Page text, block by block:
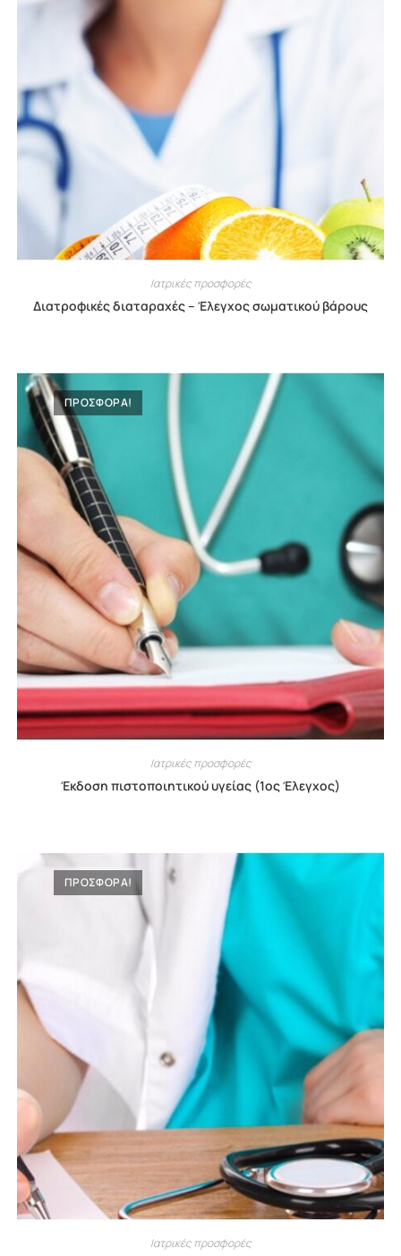
Ιατρικές προσφορές
Διατροφικές διαταραχές – Έλεγχος σωματικού βάρους
ΠΡΟΣΦΟΡΑ!
Ιατρικές προσφορές
Έκδοση πιστοποιητικού υγείας (1ος Έλεγχος)
ΠΡΟΣΦΟΡΑ!
Ιατρικές προσφορές